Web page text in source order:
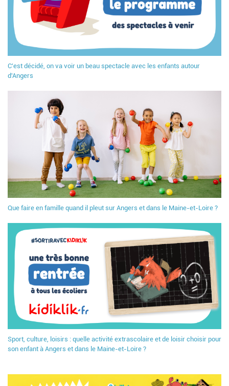
C'est décidé, on va voir un beau spectacle avec les enfants autour
d'Angers
Que faire en famille quand il pleut sur Angers et dans le Maine-et-Loire ?
Sport, culture, loisirs : quelle activité extrascolaire et de loisir choisir pour
son enfant à Angers et dans le Maine-et-Loire ?